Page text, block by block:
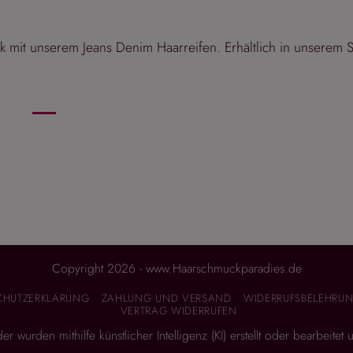
unserem Jeans Denim Haarreifen. Erhältlich in unserem
Copyright 2026 - www.Haarschmuckparadies.de
ZAHLUNG UND VERSAND
VERTRAG WIDERRUFEN
wurden mithilfe künstlicher Intelligenz (KI) erstellt oder